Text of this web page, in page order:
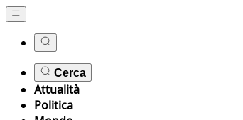
Cerca
Attualità
Politica